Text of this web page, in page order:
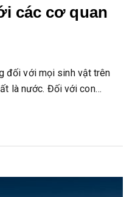
các cơ quan
đối với mọi sinh vật trên
là nước. Đối với con…